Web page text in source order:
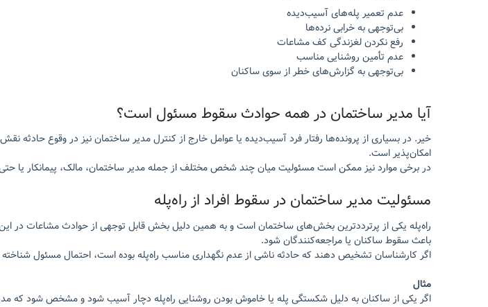
عدم تعمیر پله‌های آسیب‌دیده
بی‌توجهی به خرابی نرده‌ها
رفع نکردن لغزندگی کف مشاعات
عدم تأمین روشنایی مناسب
بی‌توجهی به گزارش‌های خطر از سوی ساکنان
آیا مدیر ساختمان در همه حوادث سقوط مسئول است؟
خیر. در بسیاری از پرونده‌ها رفتار فرد آسیب‌دیده یا عوامل خارج از کنترل مدیر ساختمان نیز در وقوع
امکان‌پذیر است.
در برخی موارد نیز ممکن است مسئولیت میان چند شخص مختلف از جمله مدیر ساختمان، مالک، پیمانکار یا
مسئولیت مدیر ساختمان در سقوط افراد از راه‌پله
راه‌پله یکی از پرترددترین بخش‌های ساختمان است و به همین دلیل بخش قابل توجهی از حوادث مشاعات در
باعث سقوط ساکنان یا مراجعه‌کنندگان شود.
اگر کارشناسان تشخیص دهند که حادثه ناشی از عدم نگهداری مناسب راه‌پله بوده است، احتمال مسئول
مثال
اگر یکی از ساکنان به دلیل شکستگی پله یا خاموش بودن روشنایی راه‌پله دچار آسیب شود و مشخص شود